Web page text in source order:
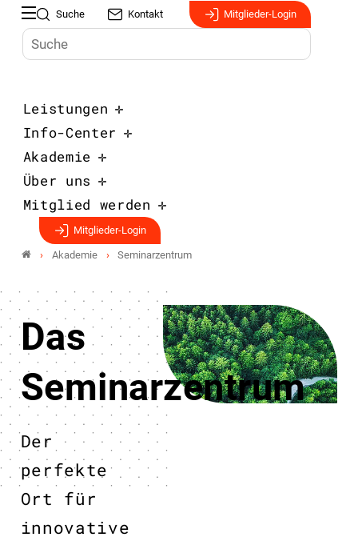
Suche Kontakt Mitglieder-Login
Leistungen
Info-Center
Akademie
Über uns
Mitglied werden
Mitglieder-Login
Akademie Seminarzentrum
Das
Seminarzentrum
Der
perfekte
Ort für
innovative